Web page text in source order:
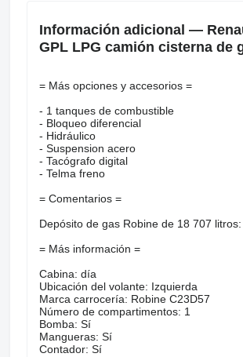
Información adicional —
GPL LPG camión cisterna de
= Más opciones y accesorios =
- 1 tanques de combustible
- Bloqueo diferencial
- Hidráulico
- Suspension acero
- Tacógrafo digital
- Telma freno
= Comentarios =
Depósito de gas Robine de 18 707
= Más información =
Cabina: día
Ubicación del volante: Izquierda
Marca carrocería: Robine C23D57
Número de compartimentos: 1
Bomba: Sí
Mangueras: Sí
Contador: Sí